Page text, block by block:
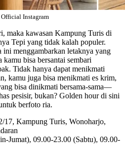
Instagram
maka kawasan Kampung Turis di
Tepi yang tidak kalah populer.
menggambarkan letaknya yang
bisa bersantai sembari
Tidak hanya dapat menikmati
kamu juga bisa menikmati es krim,
bisa dinikmati bersama-sama—
pesisir, bukan? Golden hour di sini
berfoto ria.
17, Kampung Turis, Wonoharjo,
Jumat), 09.00-23.00 (Sabtu), 09.00-